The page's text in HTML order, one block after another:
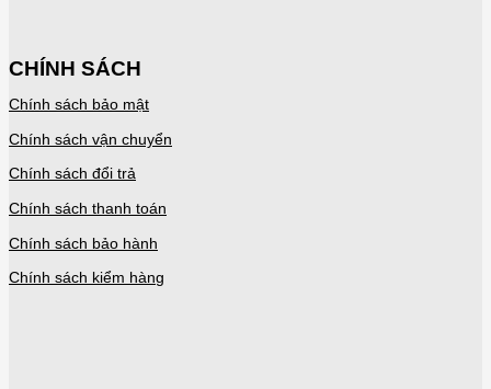
CHÍNH SÁCH
Chính sách bảo mật
Chính sách vận chuyển
Chính sách đổi trả
Chính sách thanh toán
Chính sách bảo hành
Chính sách kiểm hàng